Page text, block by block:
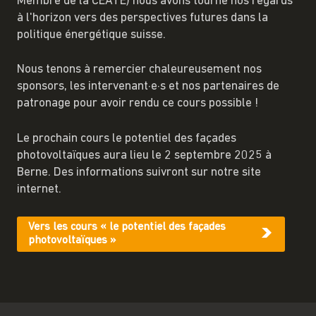
à l'horizon vers des perspectives futures dans la
politique énergétique suisse.
Nous tenons à remercier chaleureusement nos
sponsors, les intervenant·e·s et nos partenaires de
patronage pour avoir rendu ce cours possible !
Le prochain cours le potentiel des façades
photovoltaïques aura lieu le 2 septembre 2025 à
Berne. Des informations suivront sur notre site
internet.
Vers les cours « le potentiel des façades
photovoltaïques »